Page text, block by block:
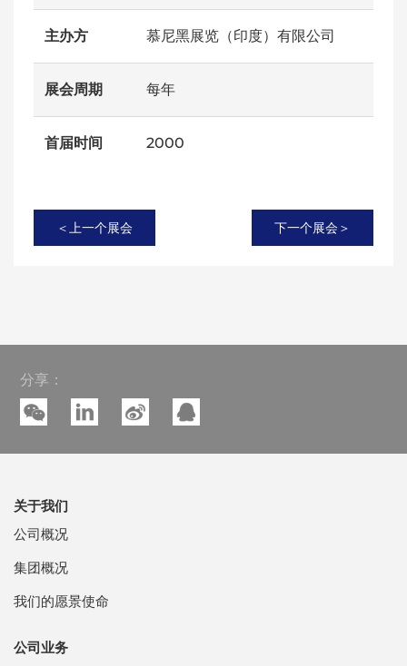
主办方 慕尼黑展览（印度）有限公司
展会周期 每年
首届时间 2000
＜上一个展会 下一个展会＞
分享：
关于我们
公司概况
集团概况
我们的愿景使命
公司业务